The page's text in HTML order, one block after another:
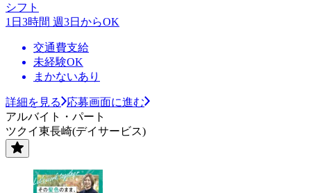
シフト
1日3時間 週3日からOK
交通費支給
未経験OK
まかないあり
詳細を見る
応募画面に進む
アルバイト・パート
ツクイ東長崎(デイサービス)